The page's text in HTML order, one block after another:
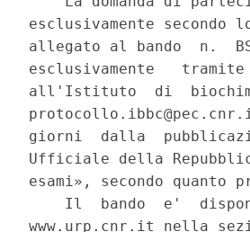
esclusivamente
allegato al bando  n.
esclusivamente
all'Istituto  di
giorni  dalla
Ufficiale della
esami», secondo
Il  bando  e'
www.urp.cnr.it nella